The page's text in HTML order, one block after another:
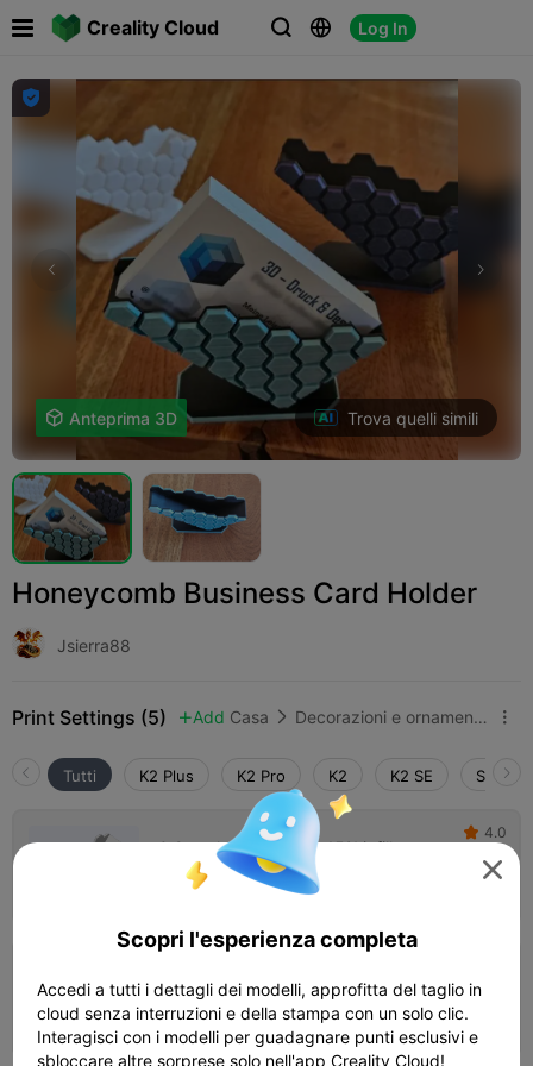
Creality Cloud   Log In
 

 Anteprima 3D Trova quelli simili
Honeycomb Business Card Holder
Jsierra88
Print Settings (5)  Add Casa  Decorazioni e ornamenti per la casa 
Tutti K2 Plus K2 Pro K2 K2 SE
0.2mm layer, 3 walls, 15% infill
 01h 15m 1 plates
 4.0
0.2mm layer, 2 walls, 15% infill
 01h 22m  1 plates  26.87g

Scopri l'esperienza completa
Accedi a tutti i dettagli dei modelli, approfitta del taglio in
cloud senza interruzioni e della stampa con un solo clic.
Interagisci con i modelli per guadagnare punti esclusivi e
sbloccare altre sorprese solo nell'app Creality Cloud!